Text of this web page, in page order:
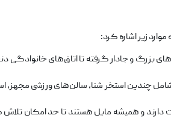
زیر اشاره کرد:
بزرگ و جادار گرفته تا اتاق‌های خانوادگی
چندین استخر شنا، سالن‌های ورزشی مجهز،
و همیشه مایل هستند تا حد امکان تلاش